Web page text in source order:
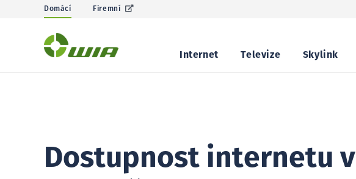
Domácí Firemní
Internet Televize Skylink
Dostupnost internetu v